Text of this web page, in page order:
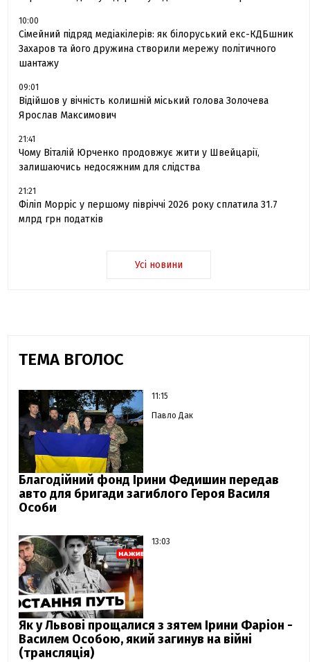
10:00
Сімейний підряд медіакілерів: як білоруський екс-КДБшник
Захаров та його дружина створили мережу політичного
шантажу
09:01
Відійшов у вічність колишній міський голова Золочева
Ярослав Максимович
21:41
Чому Віталій Юрченко продовжує жити у Швейцарії,
залишаючись недосяжним для слідства
21:21
Філіп Морріс у першому півріччі 2026 року сплатила 31.7
млрд грн податків
Усі новини
ТЕМА ВГОЛОС
11:15
Павло Дак
Благодійний фонд Ірини Федишин передав
авто для бригади загиблого Героя Василя
Особи
13:03
Як у Львові прощалися з зятем Ірини Фаріон -
Василем Особою, який загинув на війні
(трансляція)